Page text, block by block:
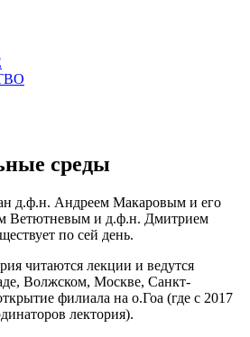
среды
д.ф.н. Андреем Макаровым и его
Ветютневым и д.ф.н. Дмитрием
по сей день.
я читаются лекции и ведутся
е, Волжском, Москве, Санкт-
филиала на о.Гоа (где с 2017
лектория).